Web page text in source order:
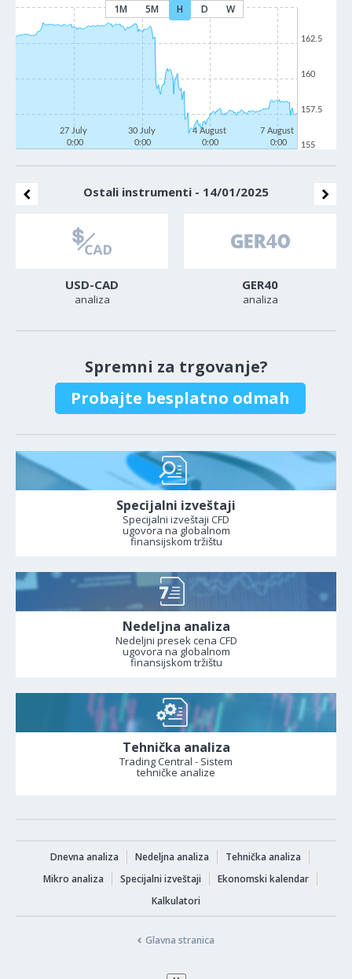
1M 5M H D W
27 July
0:00
30 July
0:00
4 August
0:00
7 August
0:00
155
157.5
160
162.5
Ostali instrumenti - 14/01/2025
USD-CAD
analiza
GER40
analiza
Spremni za trgovanje?
Probajte besplatno odmah
Specijalni izveštaji
Specijalni izveštaji CFD
ugovora na globalnom
finansijskom tržištu
Nedeljna analiza
Nedeljni presek cena CFD
ugovora na globalnom
finansijskom tržištu
Tehnička analiza
Trading Central - Sistem
tehničke analize
Dnevna analiza Nedeljna analiza
Tehnička analiza
Mikro analiza
Specijalni izveštaji
Ekonomski kalendar
Kalkulatori
Glavna stranica